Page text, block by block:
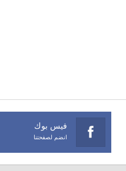
فيس بوك
انضم لصفحتنا